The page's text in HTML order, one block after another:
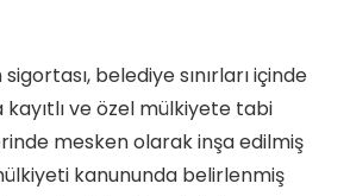
belediye sınırları içinde
ve özel mülkiyete tabi
mesken olarak inşa edilmiş
kanununda belirlenmiş